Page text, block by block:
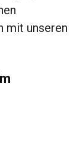
mit unseren